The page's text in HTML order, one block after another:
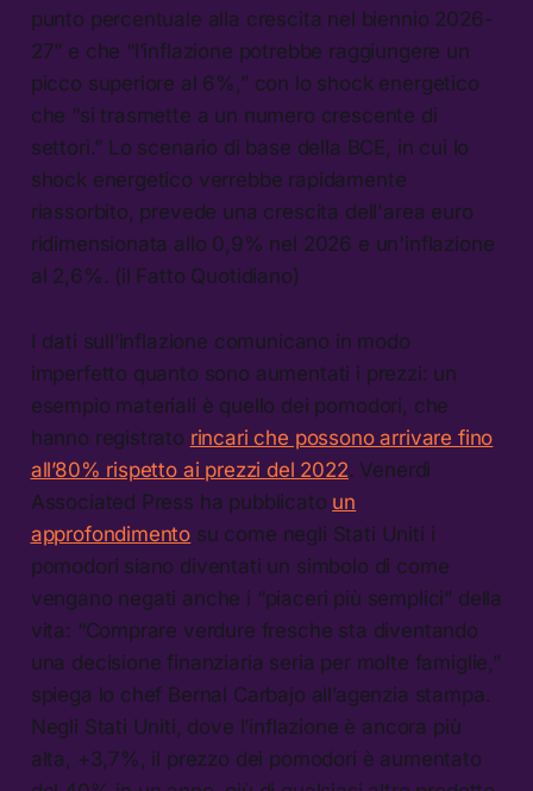
punto percentuale alla crescita nel biennio 2026-
27” e che “l’inflazione potrebbe raggiungere un
picco superiore al 6%,” con lo shock energetico
che “si trasmette a un numero crescente di
settori.” Lo scenario di base della BCE, in cui lo
shock energetico verrebbe rapidamente
riassorbito, prevede una crescita dell'area euro
ridimensionata allo 0,9% nel 2026 e un'inflazione
al 2,6%. (il Fatto Quotidiano)
I dati sull’inflazione comunicano in modo
imperfetto quanto sono aumentati i prezzi: un
esempio materiali è quello dei pomodori, che
hanno registrato rincari che possono arrivare fino
all’80% rispetto ai prezzi del 2022. Venerdì
Associated Press ha pubblicato un
approfondimento su come negli Stati Uniti i
pomodori siano diventati un simbolo di come
vengano negati anche i “piaceri più semplici” della
vita: “Comprare verdure fresche sta diventando
una decisione finanziaria seria per molte famiglie,”
spiega lo chef Bernal Carbajo all’agenzia stampa.
Negli Stati Uniti, dove l’inflazione è ancora più
alta, +3,7%, il prezzo dei pomodori è aumentato